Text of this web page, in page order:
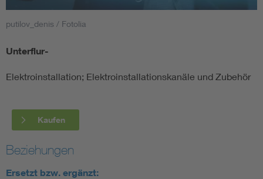
Smart Cities
DKE Fachinformationen im Kontext der Normung
Circular Economy für mehr Ressourceneffizienz
Cybersecurity in der Industrieautomatisierung
putilov_denis / Fotolia
Unterflur-
Elektroinstallation; Elektroinstallationskanäle und Zubehör
Kaufen
Beziehungen
Ersetzt bzw. ergänzt: